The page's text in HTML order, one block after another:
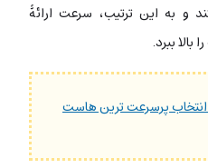
و به این ترتیب، سرعت ارائۀ
ببرد.
پرسرعت ترین هاست